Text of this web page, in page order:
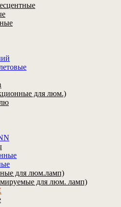
для люм.)
для люм.ламп)
для люм. ламп)